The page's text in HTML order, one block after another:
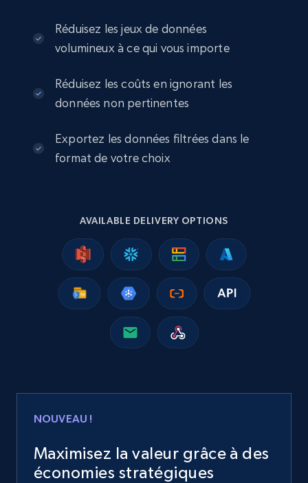
URL, Product id, Title, Seller name, Seller rating,
Seller reviews, Breadcrumbs, Root category, and
eCommerce
2.5K+ 359+ Buy Now
Rating, Reviews count, Images, Variations, and
eCommerce
199+
Sku, Product id, Product name, Manufacturer,
and more.
Réduisez les jeux de données
volumineux à ce qui vous importe
Réduisez les coûts en ignorant les
données non pertinentes
Exportez les données filtrées dans le
format de votre choix
AVAILABLE DELIVERY OPTIONS
NOUVEAU !
Maximisez la valeur grâce à des
économies stratégiques